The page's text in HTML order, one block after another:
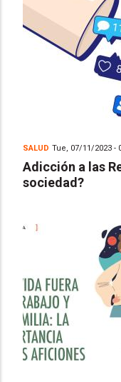
SALUD Tue, 07/11/2023 -
Adicción a las
sociedad?